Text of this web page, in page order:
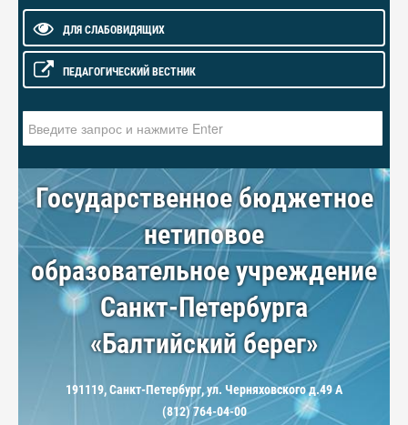
ДЛЯ СЛАБОВИДЯЩИХ
ПЕДАГОГИЧЕСКИЙ ВЕСТНИК
Государственное бюджетное
нетиповое
образовательное учреждение
Санкт-Петербурга
«Балтийский берег»
191119, Санкт-Петербург, ул. Черняховского д.49 А
(812) 764-04-00